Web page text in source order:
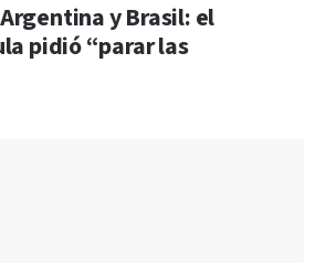
y Brasil: el
pidió “parar las